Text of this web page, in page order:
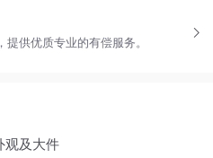
供优质专业的有偿服务。
观及大件